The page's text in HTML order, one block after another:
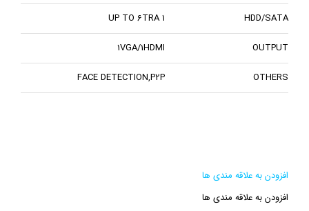
HDD/SATA
1 UP TO 6TRA
OUTPUT
1VGA/1HDMI
OTHERS
FACE DETECTION,P2P
افزودن به علاقه مندی ها
افزودن به علاقه مندی ها